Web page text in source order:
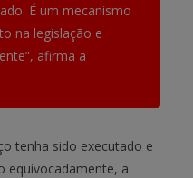
É um mecanismo
na legislação e
afirma a
tenha sido executado e
equivocadamente, a